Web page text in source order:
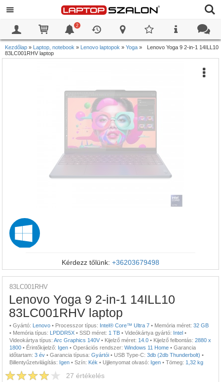
2
Kezdőlap » Laptop, notebook » Lenovo laptopok » Yoga »
Lenovo Yoga 9 2-in-1 14ILL10
83LC001RHV laptop
Kérdezz tőlünk: +36203679498
83LC001RHV
Lenovo Yoga 9 2-in-1 14ILL10
83LC001RHV laptop
• Gyártó: Lenovo • Processzor típus: Intel® Core™ Ultra 7 • Memória méret: 32 GB
• Memória típus: LPDDR5X • SSD méret: 1 TB • Videókártya gyártó: Intel •
Videokártya típus: Arc Graphics 140V • Kijelző méret: 14.0 • Kijelző felbontás: 2880 x
1800 • Érintőkijelző: Igen • Operációs rendszer: Windows 11 Home • Garancia
időtartam: 3 év • Garancia típusa: Gyártói • USB Type-C: 3db (2db Thunderbolt) •
Billentyűzetvilágítás: Igen • Szín: Kék • Ujjlenyomat olvasó: Igen • Tömeg: 1,32 kg
27 értékelés
0
0